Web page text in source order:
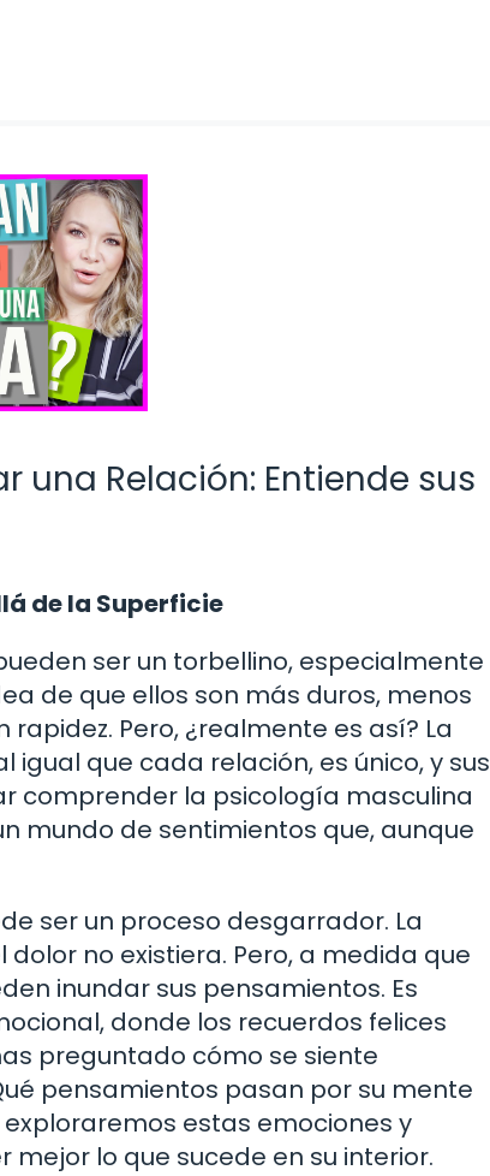
una Relación: Entiende sus
de la Superficie
ser un torbellino, especialmente
de que ellos son más duros, menos
Pero, ¿realmente es así? La
que cada relación, es único, y sus
comprender la psicología masculina
mundo de sentimientos que, aunque
ser un proceso desgarrador. La
no existiera. Pero, a medida que
inundar sus pensamientos. Es
donde los recuerdos felices
preguntado cómo se siente
pensamientos pasan por su mente
estas emociones y
lo que sucede en su interior.